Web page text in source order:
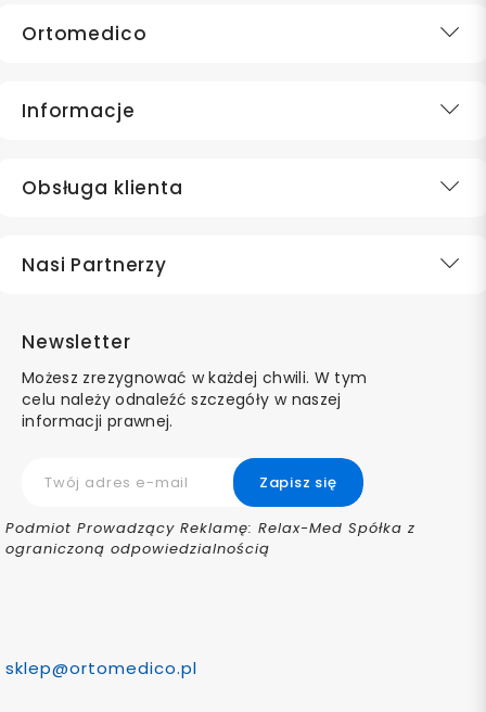
Ortomedico
Informacje
Obsługa klienta
Nasi Partnerzy
Newsletter
Możesz zrezygnować w każdej chwili. W tym
celu należy odnaleźć szczegóły w naszej
informacji prawnej.
Podmiot Prowadzący Reklamę: Relax-Med Spółka z
ograniczoną odpowiedzialnością
sklep@ortomedico.pl